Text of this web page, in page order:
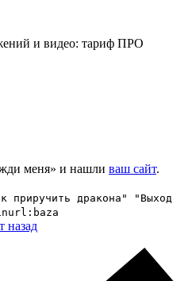
и видео: тариф ПРО
меня» и нашли ваш сайт.
приручить дракона" "Выход
назад